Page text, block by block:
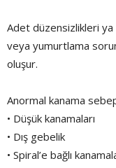
Adet düzensizlikleri ya
veya yumurtlama
oluşur.
Anormal kanama
• Düşük kanamaları
• Dış gebelik
• Spiral’e bağlı